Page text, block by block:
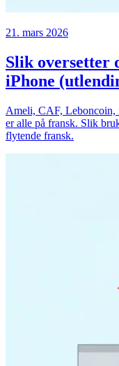
21. mars 2026
Slik oversetter
iPhone
Ameli, CAF,
er alle på fransk. Slik
flytende fransk.